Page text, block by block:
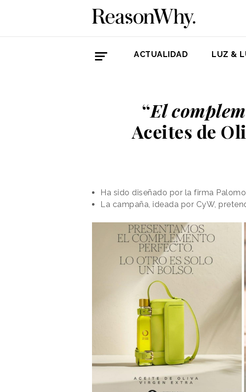
ACTUALIDAD LUZ &
“El
Aceites de
Ha sido diseñado por la firma
La campaña, ideada por CyW,